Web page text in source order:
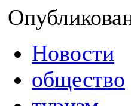
Новости
общество